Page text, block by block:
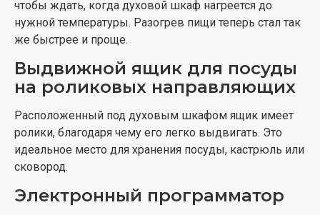
чтобы ждать, когда духовой шкаф нагреется до
нужной температуры. Разогрев пищи теперь стал так
же быстрее и проще.
Выдвижной ящик для посуды
на роликовых направляющих
Расположенный под духовым шкафом ящик имеет
ролики, благодаря чему его легко выдвигать. Это
идеальное место для хранения посуды, кастрюль или
сковород.
Электронный программатор